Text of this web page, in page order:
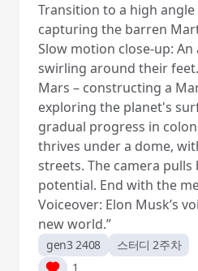
Transition to a high
capturing the barren
Slow motion close-up:
swirling around their
Mars – constructing a
exploring the planet's
gradual progress in
thrives under a dome,
streets. The camera
potential. End with the
Voiceover: Elon Musk’s
new world.”
gen3 2408
스터디 2주차
1